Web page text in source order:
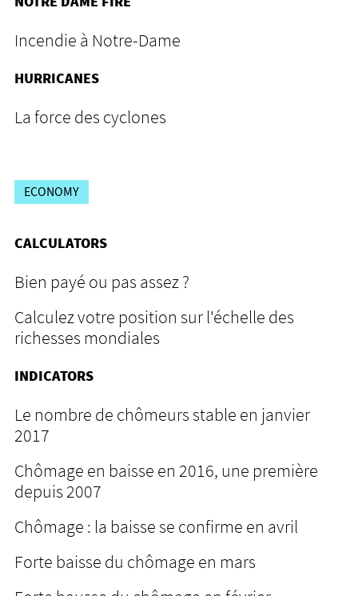
Incendie à Notre-Dame
HURRICANES
La force des cyclones
ECONOMY
CALCULATORS
Bien payé ou pas assez ?
Calculez votre position sur l'échelle des
richesses mondiales
INDICATORS
Le nombre de chômeurs stable en janvier
2017
Chômage en baisse en 2016, une première
depuis 2007
Chômage : la baisse se confirme en avril
Forte baisse du chômage en mars